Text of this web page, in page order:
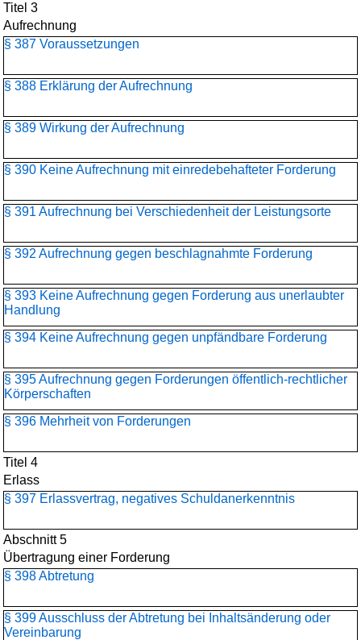
Titel 3
Aufrechnung
§ 387 Voraussetzungen
§ 388 Erklärung der Aufrechnung
§ 389 Wirkung der Aufrechnung
§ 390 Keine Aufrechnung mit einredebehafteter Forderung
§ 391 Aufrechnung bei Verschiedenheit der Leistungsorte
§ 392 Aufrechnung gegen beschlagnahmte Forderung
§ 393 Keine Aufrechnung gegen Forderung aus unerlaubter
Handlung
§ 394 Keine Aufrechnung gegen unpfändbare Forderung
§ 395 Aufrechnung gegen Forderungen öffentlich-rechtlicher
Körperschaften
§ 396 Mehrheit von Forderungen
Titel 4
Erlass
§ 397 Erlassvertrag, negatives Schuldanerkenntnis
Abschnitt 5
Übertragung einer Forderung
§ 398 Abtretung
§ 399 Ausschluss der Abtretung bei Inhaltsänderung oder
Vereinbarung